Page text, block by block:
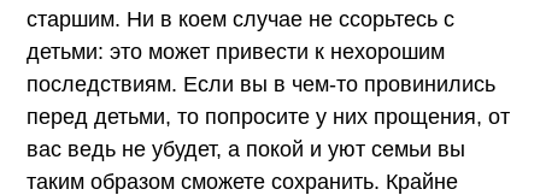
старшим. Ни в коем случае не ссорьтесь с
детьми: это может привести к нехорошим
последствиям. Если вы в чем-то провинились
перед детьми, то попросите у них прощения, от
вас ведь не убудет, а покой и уют семьи вы
таким образом сможете сохранить. Крайне